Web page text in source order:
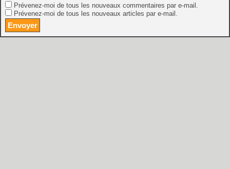
Prévenez-moi de tous les nouveaux commentaires par e-mail.
Prévenez-moi de tous les nouveaux articles par e-mail.